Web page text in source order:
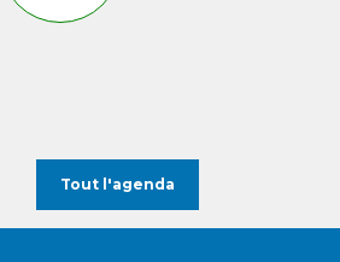
Tout l'agenda